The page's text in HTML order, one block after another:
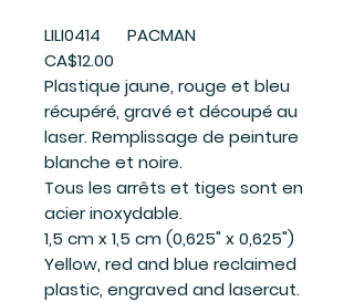
LILI0414 PACMAN
CA$12.00
Plastique jaune, rouge et bleu
récupéré, gravé et découpé au
laser. Remplissage de peinture
blanche et noire.
Tous les arrêts et tiges sont en
acier inoxydable.
1,5 cm x 1,5 cm (0,625" x 0,625")
Yellow, red and blue reclaimed
plastic, engraved and lasercut.